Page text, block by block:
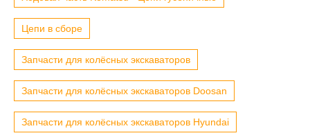
Цепи в сборе
Запчасти для колёсных экскаваторов
Запчасти для колёсных экскаваторов Doosan
Запчасти для колёсных экскаваторов Hyundai